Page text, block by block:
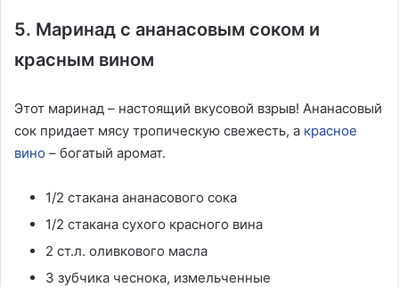
5. Маринад с ананасовым соком и
красным вином
Этот маринад – настоящий вкусовой взрыв! Ананасовый
сок придает мясу тропическую свежесть, а красное
вино – богатый аромат.
1/2 стакана ананасового сока
1/2 стакана сухого красного вина
2 ст.л. оливкового масла
3 зубчика чеснока, измельченные